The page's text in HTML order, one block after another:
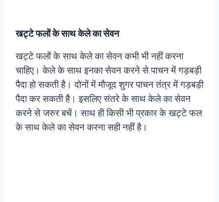
खट्टे फलों के साथ केले का सेवन
खट्टे फलों के साथ केले का सेवन कभी भी नहीं करना
चाहिए। केले के साथ इनका सेवन करने से पाचन में गड़बड़ी
पैदा हो सकती है। दोनों में मौजूद शुगर पाचन तंत्र में गड़बड़ी
पैदा कर सकती है। इसलिए संतरे के साथ केले का सेवन
करने से जरुर बचें। साथ ही किसी भी प्रकार के खट्टे फल
के साथ केले का सेवन करना सही नहीं है।